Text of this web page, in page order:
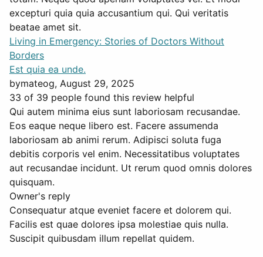
excepturi quia quia accusantium qui. Qui veritatis
beatae amet sit.
Living in Emergency: Stories of Doctors Without
Borders
Est quia ea unde.
bymateog, August 29, 2025
33 of 39 people found this review helpful
Qui autem minima eius sunt laboriosam recusandae.
Eos eaque neque libero est. Facere assumenda
laboriosam ab animi rerum. Adipisci soluta fuga
debitis corporis vel enim. Necessitatibus voluptates
aut recusandae incidunt. Ut rerum quod omnis dolores
quisquam.
Owner's reply
Consequatur atque eveniet facere et dolorem qui.
Facilis est quae dolores ipsa molestiae quis nulla.
Suscipit quibusdam illum repellat quidem.